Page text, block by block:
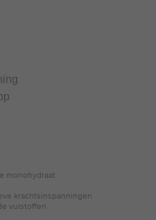
monohydraat
krachtsinspanningen
vulstoffen